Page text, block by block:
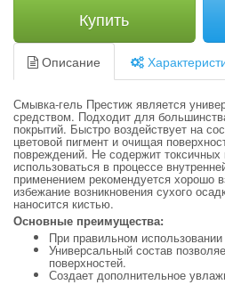
Купить
Описание
Смывка-гель Престиж является
средством. Подходит для
покрытий. Быстро воздействует на
цветовой пигмент и очищая
повреждений. Не содержит
использоваться в процессе
применением рекомендуется хорошо
избежание возникновения сухого
наносится кистью.
Основные преимущества:
При правильном
Универсальный состав
поверхностей.
Создает дополнительное